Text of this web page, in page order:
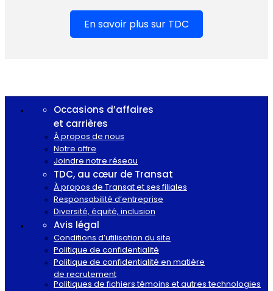
En savoir plus sur TDC
Occasions d’affaires
et carrières
À propos de nous
Notre offre
Joindre notre réseau
TDC, au cœur de Transat
À propos de Transat et ses filiales
Responsabilité d’entreprise
Diversité, équité, inclusion
Avis légal
Conditions d’utilisation du site
Politique de confidentialité
Politique de confidentialité en matière
de recrutement
Politiques de fichiers témoins et autres technologies